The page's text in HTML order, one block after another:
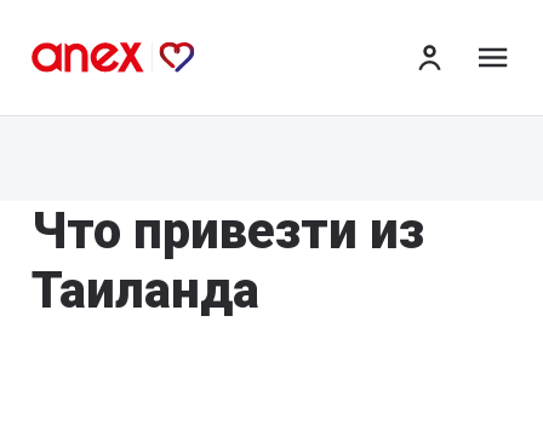
Что привезти из
Таиланда